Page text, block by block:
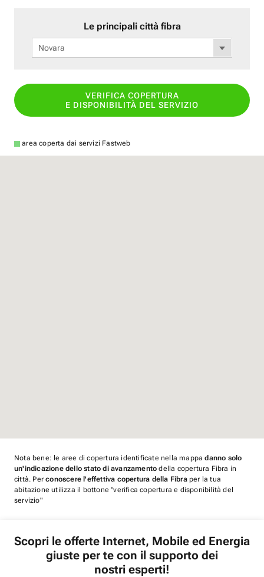
Le principali città fibra
Novara
VERIFICA COPERTURA
E DISPONIBILITÀ DEL SERVIZIO
area coperta dai servizi Fastweb
Nota bene: le aree di copertura identificate nella mappadanno solo
un'indicazione dello stato di avanzamento della copertura Fibra in
città. Perconoscere l'effettiva copertura della Fibraper la tua
abitazione utilizza il bottone "verifica copertura e disponibilità del
servizio"
Scopri le offerte Internet, Mobile ed Energia
giuste per te con il supporto dei
nostri esperti!